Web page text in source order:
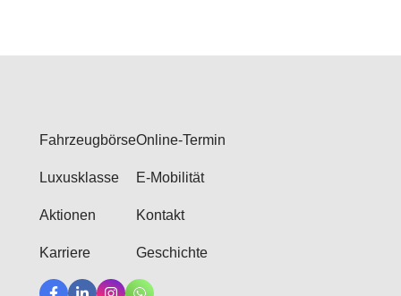
Fahrzeugbörse
Luxusklasse
Aktionen
Karriere
Online-Termin
E-Mobilität
Kontakt
Geschichte